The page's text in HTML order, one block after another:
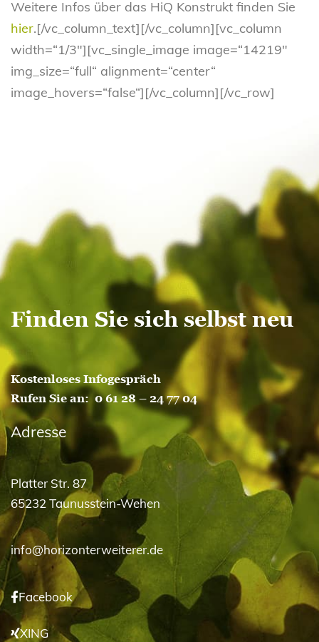
Weitere Infos über das HiQ Konstrukt finden Sie
hier.[/vc_column_text][/vc_column][vc_column
width=“1/3″][vc_single_image image=“14219″
img_size=“full“ alignment=“center“
image_hovers=“false“][/vc_column][/vc_row]
Finden Sie sich selbst neu
Kostenloses Infogespräch
Rufen Sie an: 0 61 28 – 24 77 04
Adresse
Platter Str. 87
65232 Taunusstein-Wehen
info@horizonterweiterer.de
Facebook
XING